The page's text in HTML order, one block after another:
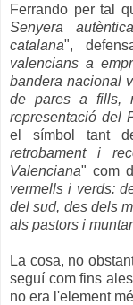
Ferrando per tal
Senyera
catalana",
valencians a
bandera nacional
de pares a fills,
representació del
el símbol tant
retrobament i
Valenciana" com
vermells i verds:
del sud, des dels
als pastors i
La cosa, no
seguí com fins
no era l'element